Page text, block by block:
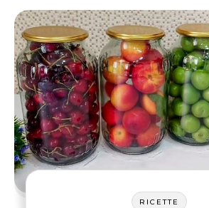
RICETTE